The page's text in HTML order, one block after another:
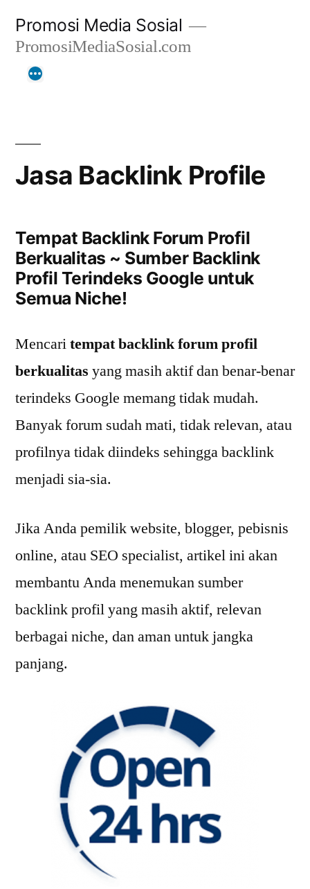
content
Promosi Media Sosial
PromosiMediaSosial.com
Jasa Backlink Profile
Tempat Backlink Forum Profil
Berkualitas ~ Sumber Backlink
Profil Terindeks Google untuk
Semua Niche!
Mencaritempat backlink forum profil
berkualitas yang masih aktif dan benar-benar
terindeks Google memang tidak mudah.
Banyak forum sudah mati, tidak relevan, atau
profilnya tidak diindeks sehingga backlink
menjadi sia-sia.
Jika Anda pemilik website, blogger, pebisnis
online, atau SEO specialist, artikel ini akan
membantu Anda menemukan sumber
backlink profil yang masih aktif, relevan
berbagai niche, dan aman untuk jangka
panjang.